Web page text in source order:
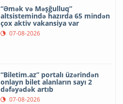
“Əmək və Məşğulluq”
altsistemində hazırda 65 mindən
çox aktiv vakansiya var
07-08-2026
“Biletim.az” portalı üzərindən
onlayn bilet alanların sayı 2
dəfəyədək artıb
07-08-2026